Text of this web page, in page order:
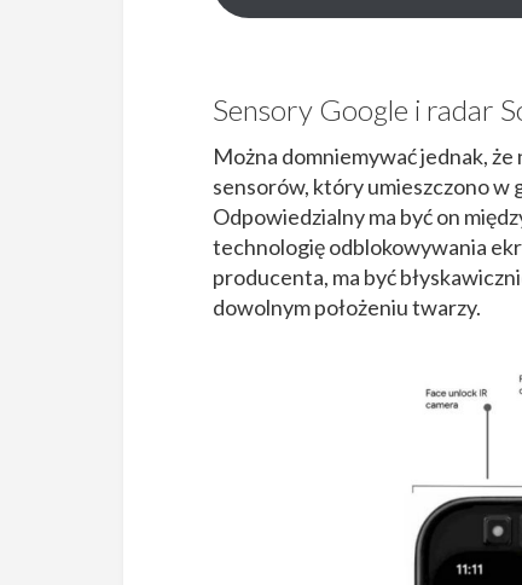
Sensory Google i radar
Można domniemywać jednak,
sensorów, który umieszczono
Odpowiedzialny ma być on
technologię odblokowywania
producenta, ma być
dowolnym położeniu twarzy.